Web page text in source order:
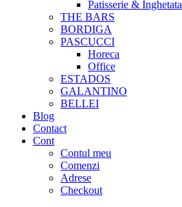
Patisserie & Inghetata
THE BARS
BORDIGA
PASCUCCI
Horeca
Office
ESTADOS
GALANTINO
BELLEI
Blog
Contact
Cont
Contul meu
Comenzi
Adrese
Checkout